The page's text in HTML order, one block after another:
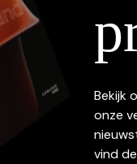
Bekijk
onze
vind